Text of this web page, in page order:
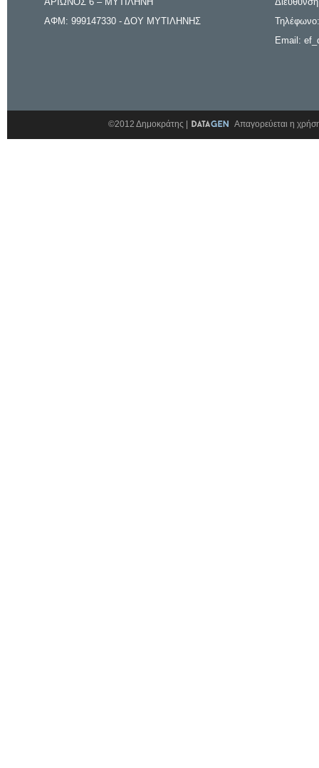
ΑΦΜ: 999147330 - ΔΟΥ ΜΥΤΙΛΗΝΗΣ
Email:
©2012 Δημοκράτης | Απαγορεύεται η